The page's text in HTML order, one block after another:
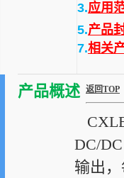
3.应用
5.产品
7.相关
产品概述 返回TOP
DC/
输出